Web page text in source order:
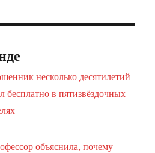
несколько десятилетий
бесплатно в пятизвёздочных
объяснила, почему